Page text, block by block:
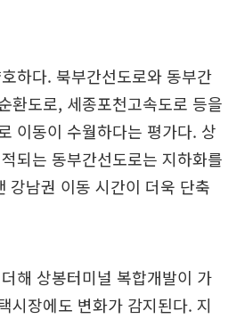
하다. 북부간선도로와 동부간
환도로, 세종포천고속도로 등을
이동이 수월하다는 평가다. 상
되는 동부간선도로는 지하화를
강남권 이동 시간이 더욱 단축
해 상봉터미널 복합개발이 가
시장에도 변화가 감지된다. 지